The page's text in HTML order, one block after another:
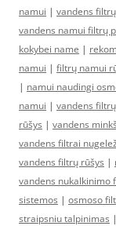
namui | vandens
vandens namui filtrų
kokybei name |
namui | filtrų namui
| namui naudingi
namui | vandens
rūšys | vandens
vandens filtrai
vandens filtrų rūšys |
vandens nukalkinimo
sistemos | osmoso
straipsniu talpinimas |